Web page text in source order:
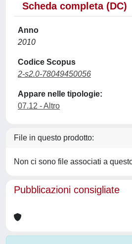
Scheda completa (DC)
Anno
2010
Codice Scopus
2-s2.0-78049450056
Appare nelle tipologie:
07.12 - Altro
File in questo prodotto:
Non ci sono file associati a
Pubblicazioni consigliate